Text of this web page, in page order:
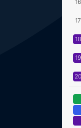
16
17
18
19
20